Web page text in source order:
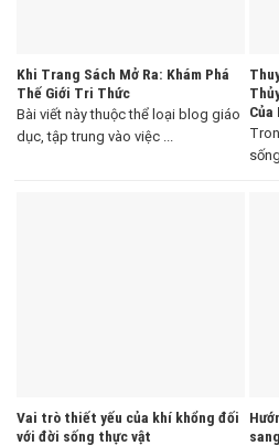
Khi Trang Sách Mở Ra: Khám Phá
Thế Giới Tri Thức
Bài viết này thuộc thể loại blog giáo
dục, tập trung vào việc ...
Vai trò thiết yếu của khí khổng đối
với đời sống thực vật